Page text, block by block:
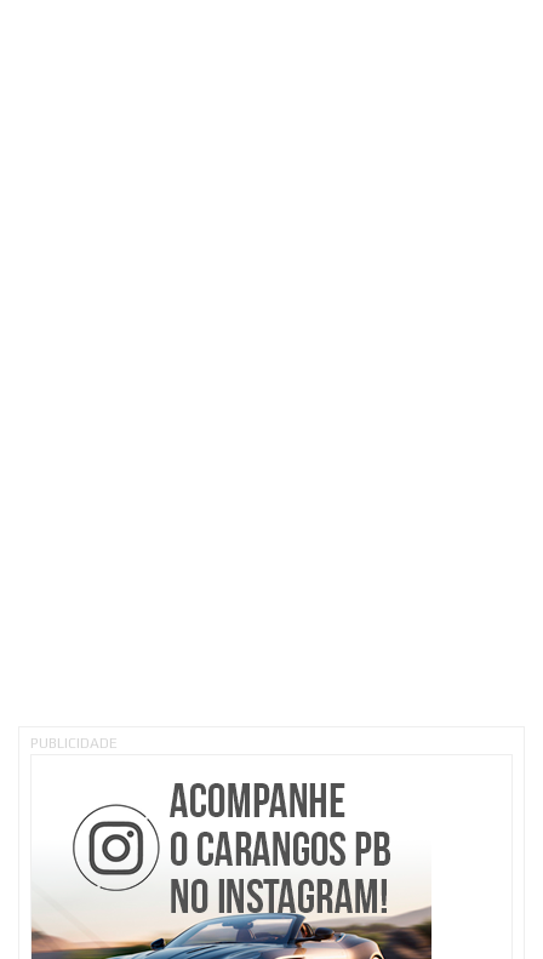
PUBLICIDADE